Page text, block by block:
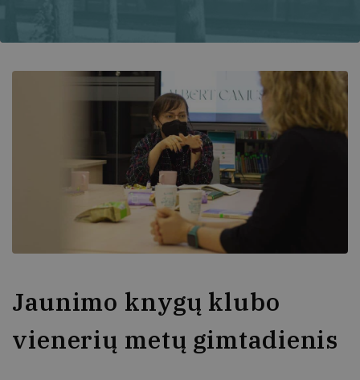
Jaunimo knygų klubo
vienerių metų gimtadienis